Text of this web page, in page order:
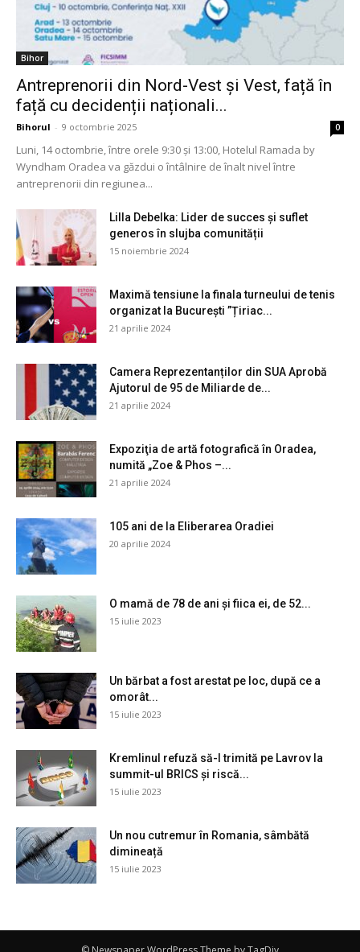
Bihor
Antreprenorii din Nord-Vest și Vest, față în
față cu decidenții naționali...
Bihorul - 9 octombrie 2025 0
Luni, 14 octombrie, între orele 9:30 și 13:00, Hotelul Ramada by
Wyndham Oradea va găzdui o întâlnire de înalt nivel între
antreprenorii din regiunea...
Lilla Debelka: Lider de succes și suflet
generos în slujba comunității
15 noiembrie 2024
Maximă tensiune la finala turneului de tenis
organizat la București ”Țiriac...
21 aprilie 2024
Camera Reprezentanților din SUA Aprobă
Ajutorul de 95 de Miliarde de...
21 aprilie 2024
Expoziţia de artă fotografică în Oradea,
numită „Zoe & Phos –...
21 aprilie 2024
105 ani de la Eliberarea Oradiei
20 aprilie 2024
O mamă de 78 de ani și fiica ei, de 52...
15 iulie 2023
Un bărbat a fost arestat pe loc, după ce a
omorât...
15 iulie 2023
Kremlinul refuză să-l trimită pe Lavrov la
summit-ul BRICS și riscă...
15 iulie 2023
Un nou cutremur în Romania, sâmbătă
dimineață
15 iulie 2023